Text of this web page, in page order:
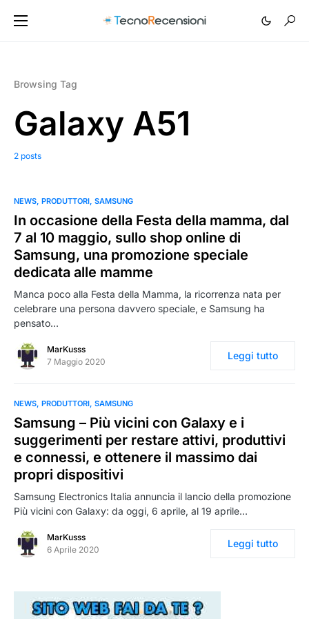
Browsing Tag
Galaxy A51
2 posts
NEWS PRODUTTORI SAMSUNG
In occasione della Festa della mamma, dal
7 al 10 maggio, sullo shop online di
Samsung, una promozione speciale
dedicata alle mamme
Manca poco alla Festa della Mamma, la ricorrenza nata per
celebrare una persona davvero speciale, e Samsung ha
pensato…
MarKusss
7 Maggio 2020
Leggi tutto
NEWS PRODUTTORI SAMSUNG
Samsung – Più vicini con Galaxy e i
suggerimenti per restare attivi, produttivi
e connessi, e ottenere il massimo dai
propri dispositivi
Samsung Electronics Italia annuncia il lancio della promozione
Più vicini con Galaxy: da oggi, 6 aprile, al 19 aprile…
MarKusss
6 Aprile 2020
Leggi tutto